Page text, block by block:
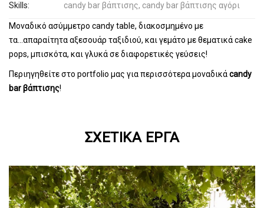
Skills: candy bar βάπτισης, candy bar βάπτισης αγόρι
Μοναδικό ασύμμετρο candy table, διακοσμημένο με
τα...απαραίτητα αξεσουάρ ταξιδιού, και γεμάτο με θεματικά cake
pops, μπισκότα, και γλυκά σε διαφορετικές γεύσεις!
Περιηγηθείτε στο portfolio μας για περισσότερα μοναδικάcandy
bar βάπτισης!
ΣΧΕΤΙΚΆ ΈΡΓΑ